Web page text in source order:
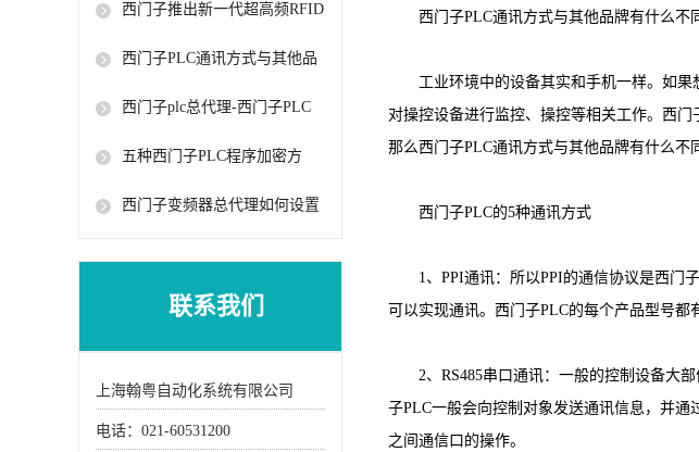
西门子推出新一代超高频RFID
西门子PLC通讯方式与其他品
西门子plc总代理-西门子PLC
五种西门子PLC程序加密方
西门子变频器总代理如何设置
联系我们
上海翰粤自动化系统有限公司
电话：021-60531200
西门子PLC通讯方式与其他品牌有什么不
工业环境中的设备其实和手机一样。如果
对操控设备进行监控、操控等相关工作。西
那么西门子PLC通讯方式与其他品牌有什么不
西门子PLC的5种通讯方式
1、PPI通讯：所以PPI的通信协议是西门子
可以实现通讯。西门子PLC的每个产品型号
2、RS485串口通讯：一般的控制设备大部
子PLC一般会向控制对象发送通讯信息，并
之间通信口的操作。